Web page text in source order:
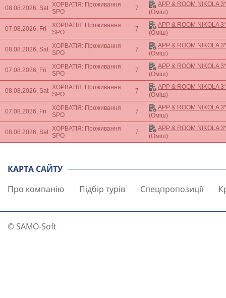
08.08.2026, Sat ХОРВАТІЯ: Проживання
SPO
7
APP & ROOM NIKOLA 3*
(Оміш)
07.08.2026, Fri
ХОРВАТІЯ: Проживання
SPO
7
APP & ROOM NIKOLA 3*
(Оміш)
08.08.2026, Sat ХОРВАТІЯ: Проживання
SPO
7
APP & ROOM NIKOLA 3*
(Оміш)
07.08.2026, Fri
ХОРВАТІЯ: Проживання
SPO
7
APP & ROOM NIKOLA 3*
(Оміш)
08.08.2026, Sat ХОРВАТІЯ: Проживання
SPO
7
APP & ROOM NIKOLA 3*
(Оміш)
07.08.2026, Fri
ХОРВАТІЯ: Проживання
SPO
7
APP & ROOM NIKOLA 3*
(Оміш)
08.08.2026, Sat ХОРВАТІЯ: Проживання
SPO
7
APP & ROOM NIKOLA 3*
(Оміш)
КАРТА САЙТУ
Про компанію
Підбір турів Спецпропозиції
© SAMO-Soft